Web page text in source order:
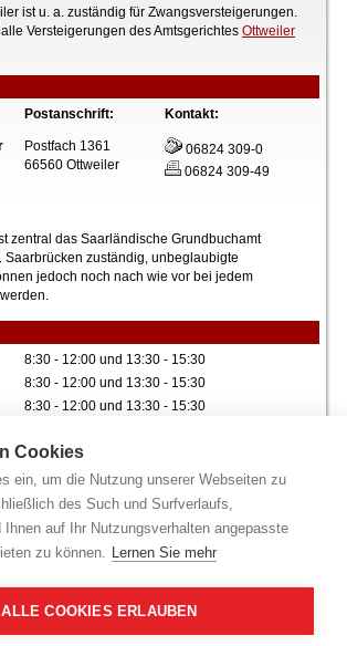
Cookies
ein, um die Nutzung unserer Webseiten zu
des Such und Surfverlaufs,
Ihnen auf Ihr Nutzungsverhalten angepasste
zu können. Lernen Sie mehr
ALLE COOKIES ERLAUBEN
ist u. a. zuständig für Zwangsversteigerungen.
Versteigerungen des Amtsgerichtes Ottweiler
Postanschrift:
Postfach 1361
66560 Ottweiler
Kontakt:
06824 309-0
06824 309-49
zentral das Saarländische Grundbuchamt
Saarbrücken zuständig, unbeglaubigte
jedoch noch nach wie vor bei jedem
8:30 - 12:00 und 13:30 - 15:30
8:30 - 12:00 und 13:30 - 15:30
8:30 - 12:00 und 13:30 - 15:30
8:30 - 12:00 und 13:30 - 15:00
Zwangsversteigerung ist eine Sicherheitsleistung
Hinweise!
Alle Angaben ohne Gewähr.